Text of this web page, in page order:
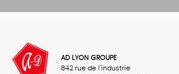
AD LYON GROUPE
842 rue de l'industrie